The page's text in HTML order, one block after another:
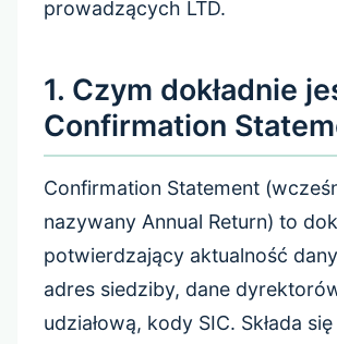
prowadzących LTD.
1. Czym dokładnie
Confirmation
Confirmation Statement
nazywany Annual Return) to
potwierdzający aktualność
adres siedziby, dane
udziałową, kody SIC. Składa